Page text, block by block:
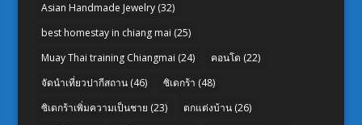
Asian Handmade Jewelry(32)
best homestay in chiang mai (25)
Muay Thai training Chiangmai (24) คอนโด (22)
จัดนำเที่ยวปากีสถาน(46) ซิเดกร้า (48)
ซิเดกร้าเพิ่มความเป็นชาย (23) ตกแต่งบ้าน(26)